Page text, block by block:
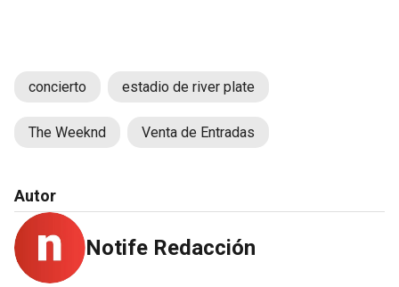
concierto estadio de river plate
The Weeknd Venta de Entradas
Autor
Notife Redacción